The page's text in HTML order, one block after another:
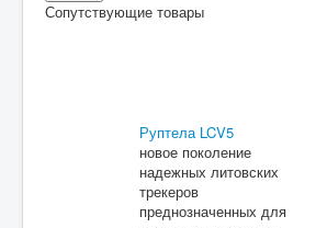
Сопутствующие товары
Руптела LCV5
новое поколение
надежных литовских
трекеров
преднозначенных для